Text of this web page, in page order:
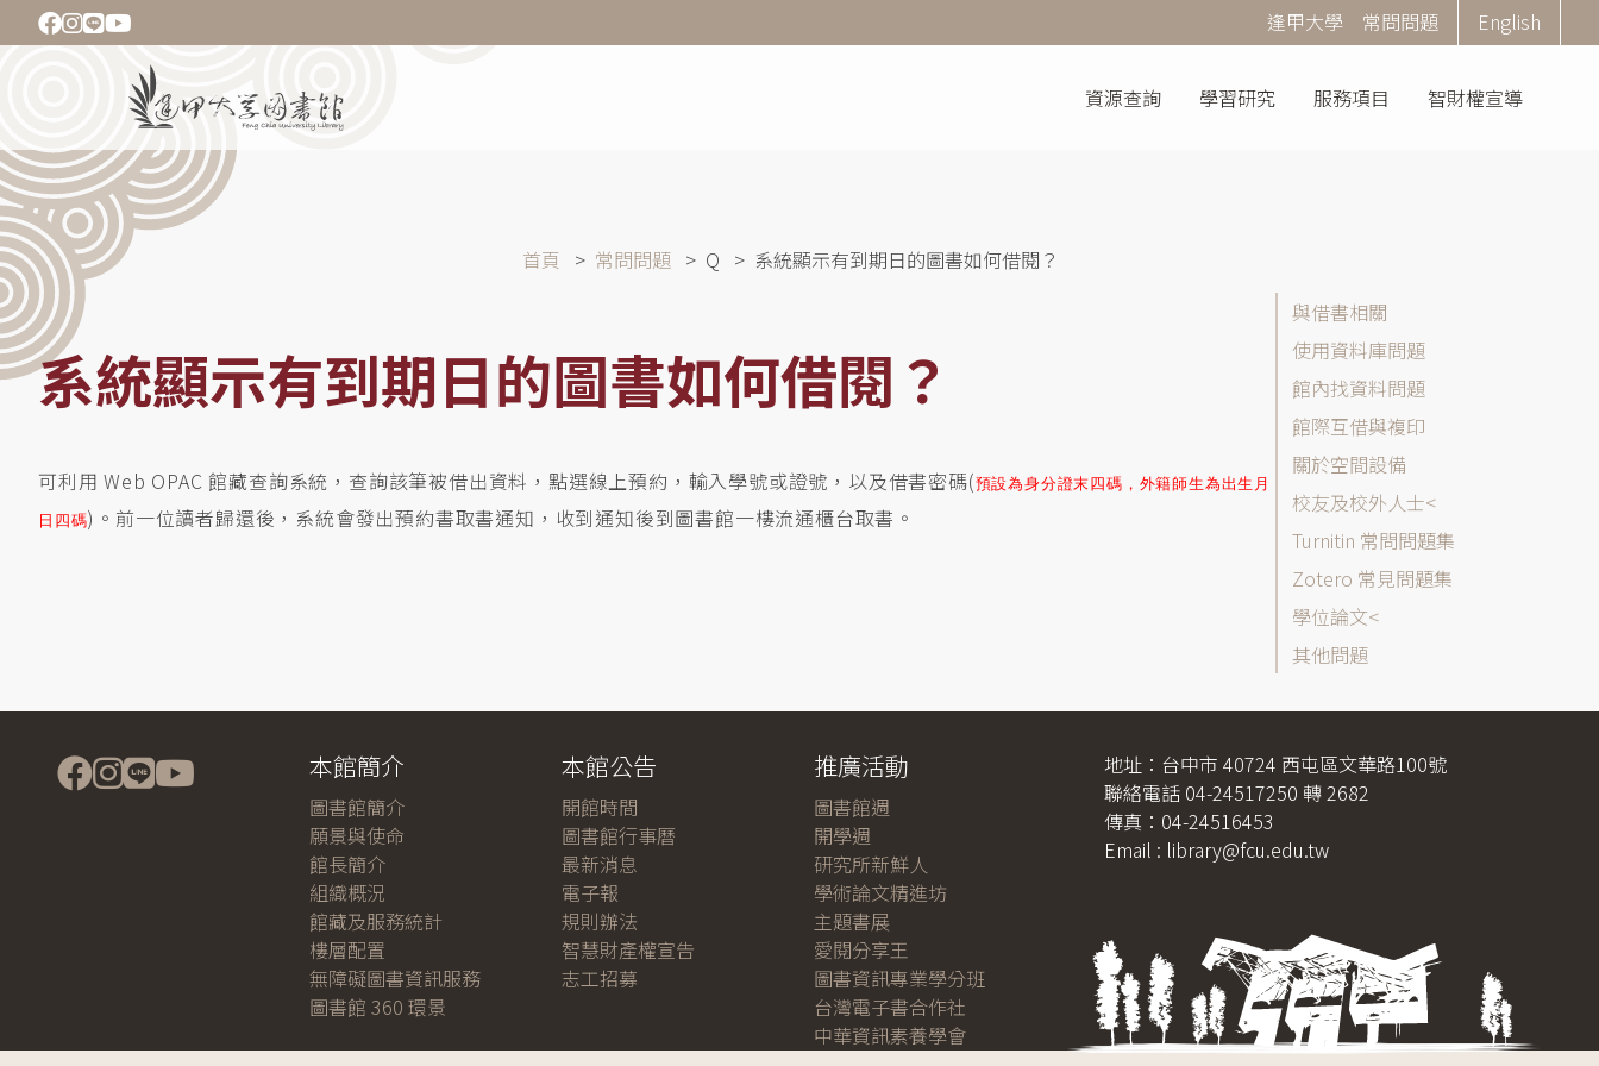
至
Corner
Menu
逢甲大學 常問問題 English
資源查詢 學習研究 服務項目 智財權宣導
導
航
連
結
首頁 常問問題 Q 系統顯示有到期日的圖書如何借閱？
系統顯示有到期日的圖書如何借閱？
可利用 Web OPAC 館藏查詢系統，查詢該筆被借出資料，點選線上預約，輸入學號或證號，以及借書密碼(預設為身分證末四碼，外籍師生為出生月
日四碼)。前一位讀者歸還後，系統會發出預約書取書通知，收到通知後到圖書館一樓流通櫃台取書。
題
(FAQ)
分
類
列
表
與借書相關
使用資料庫問題
館內找資料問題
館際互借與複印
關於空間設備
校友及校外人士
Turnitin 常問問題集
Zotero 常見問題集
學位論文
其他問題
本館簡介
圖書館簡介
願景與使命
館長簡介
組織概況
館藏及服務統計
樓層配置
無障礙圖書資訊服務
圖書館 360 環景
本館公告
開館時間
圖書館行事曆
最新消息
電子報
規則辦法
智慧財產權宣告
志工招募
推廣活動
圖書館週
開學週
研究所新鮮人
學術論文精進坊
主題書展
愛閱分享王
圖書資訊專業學分班
台灣電子書合作社
中華資訊素養學會
地址：台中市 40724 西屯區文華路100號
聯絡電話 04-24517250 轉 2682
傳真：04-24516453
Email : library@fcu.edu.tw